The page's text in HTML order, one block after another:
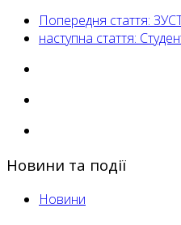
Попередня стаття:
наступна стаття:
Новини та події
Новини